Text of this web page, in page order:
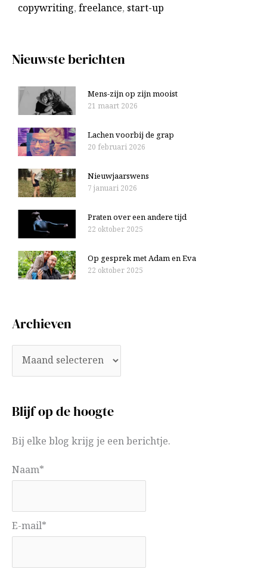
r
copywriting, freelance, start-up
Nieuwste berichten
Mens-zijn op zijn mooist
21 maart 2026
Lachen voorbij de grap
20 februari 2026
Nieuwjaarswens
7 januari 2026
Praten over een andere tijd
22 oktober 2025
Op gesprek met Adam en Eva
22 oktober 2025
Archieven
n
Blijf op de hoogte
Bij elke blog krijg je een berichtje.
Naam*
E-mail*